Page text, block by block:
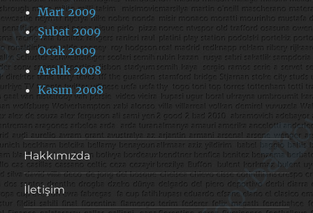
Mart 2009
Şubat 2009
Ocak 2009
Aralık 2008
Kasım 2008
Hakkımızda
İletişim